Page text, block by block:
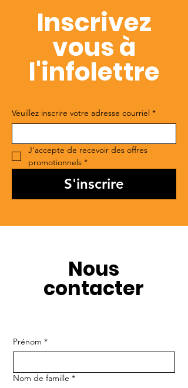
Inscrivez
vous à
l'infolettre
Veuillez inscrire votre adresse courriel *
J'accepte de recevoir des offres
promotionnels *
S'inscrire
Nous
contacter
Prénom *
Nom de famille *